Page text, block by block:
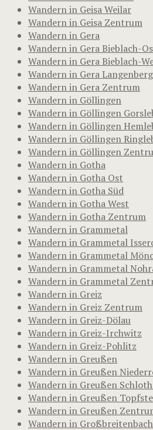
Wandern in Geisa Weilar
Wandern in Geisa Zentrum
Wandern in Gera
Wandern in Gera Bieblach-
Wandern in Gera Bieblach-
Wandern in Gera Langenberg
Wandern in Gera Zentrum
Wandern in Göllingen
Wandern in Göllingen
Wandern in Göllingen
Wandern in Göllingen
Wandern in Göllingen
Wandern in Gotha
Wandern in Gotha Ost
Wandern in Gotha Süd
Wandern in Gotha West
Wandern in Gotha Zentrum
Wandern in Grammetal
Wandern in Grammetal
Wandern in Grammetal
Wandern in Grammetal
Wandern in Grammetal
Wandern in Greiz
Wandern in Greiz Zentrum
Wandern in Greiz-Dölau
Wandern in Greiz-Irchwitz
Wandern in Greiz-Pohlitz
Wandern in Greußen
Wandern in Greußen
Wandern in Greußen
Wandern in Greußen
Wandern in Greußen
Wandern in Großbreitenbach